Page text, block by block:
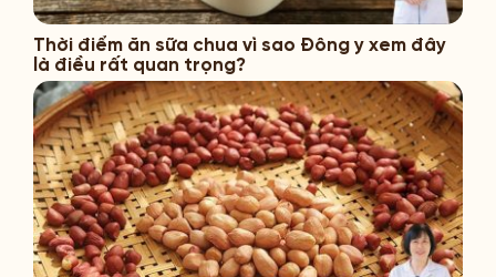
Thời điểm ăn sữa chua vì sao Đông y xem đây
là điều rất quan trọng?